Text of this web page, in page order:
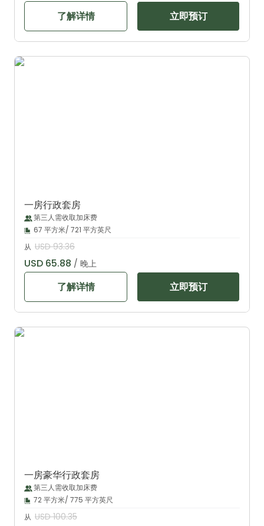
了解详情 立即预订
一房行政套房
第三人需收取加床费
67 平方米/ 721 平方英尺
从 USD 93.36
USD 65.88 / 晚上
了解详情 立即预订
一房豪华行政套房
第三人需收取加床费
72 平方米/ 775 平方英尺
从 USD 100.35